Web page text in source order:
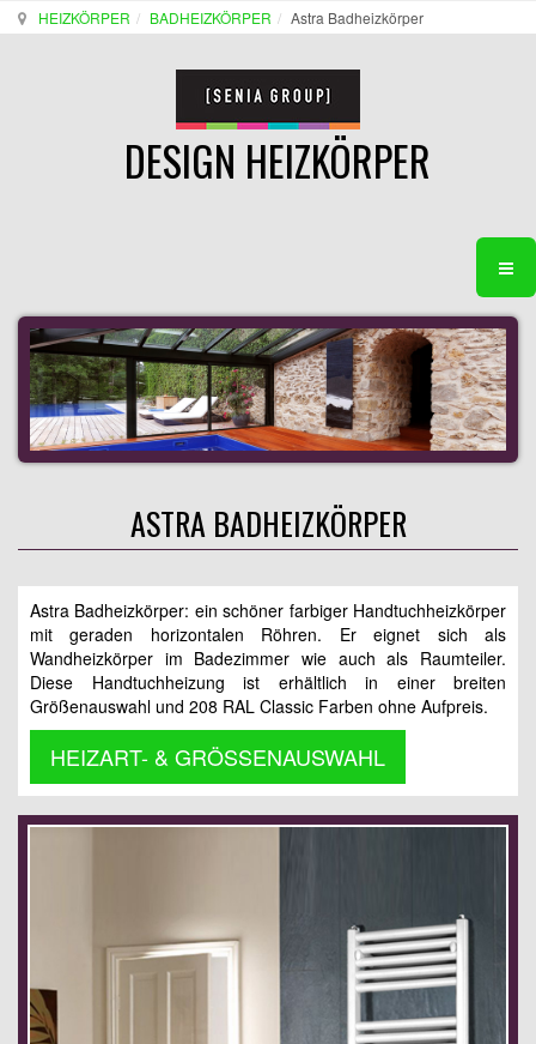
HEIZKÖRPER BADHEIZKÖRPER Astra Badheizkörper
DESIGN HEIZKÖRPER
ASTRA BADHEIZKÖRPER
Astra Badheizkörper: ein schöner farbiger Handtuchheizkörper
mit geraden horizontalen Röhren. Er eignet sich als
Wandheizkörper im Badezimmer wie auch als Raumteiler.
Diese Handtuchheizung ist erhältlich in einer breiten
Größenauswahl und 208 RAL Classic Farben ohne Aufpreis.
HEIZART- & GRÖSSENAUSWAHL